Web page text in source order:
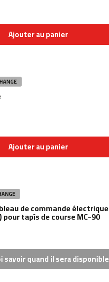
Ajouter au panier
Ajouter au panier
de commande électrique
pour tapìs de course MC-90
savoir quand il sera disponible